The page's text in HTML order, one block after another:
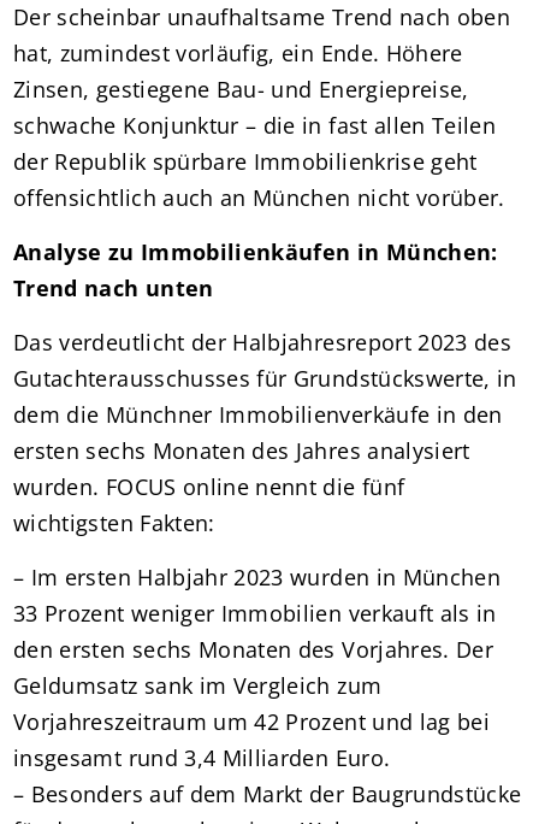
Der scheinbar unaufhaltsame Trend nach oben
hat, zumindest vorläufig, ein Ende. Höhere
Zinsen, gestiegene Bau- und Energiepreise,
schwache Konjunktur – die in fast allen Teilen
der Republik spürbare Immobilienkrise geht
offensichtlich auch an München nicht vorüber.
Analyse zu Immobilienkäufen in München:
Trend nach unten
Das verdeutlicht der Halbjahresreport 2023 des
Gutachterausschusses für Grundstückswerte, in
dem die Münchner Immobilienverkäufe in den
ersten sechs Monaten des Jahres analysiert
wurden. FOCUS online nennt die fünf
wichtigsten Fakten:
– Im ersten Halbjahr 2023 wurden in München
33 Prozent weniger Immobilien verkauft als in
den ersten sechs Monaten des Vorjahres. Der
Geldumsatz sank im Vergleich zum
Vorjahreszeitraum um 42 Prozent und lag bei
insgesamt rund 3,4 Milliarden Euro.
– Besonders auf dem Markt der Baugrundstücke